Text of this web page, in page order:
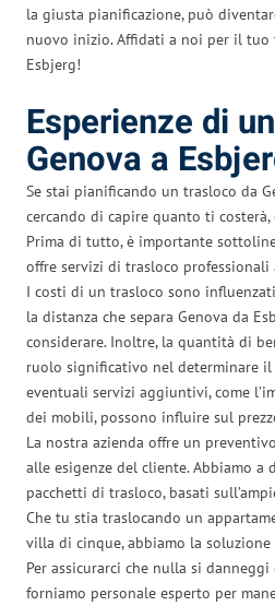
la giusta pianificazione, può
nuovo inizio. Affidati a noi per il tuo
Esbjerg!
Esperienze di
Genova a
Se stai pianificando un trasloco da
cercando di capire quanto ti
Prima di tutto, è importante
offre servizi di trasloco professionali
I costi di un trasloco sono
la distanza che separa Genova da
considerare. Inoltre, la quantità di
ruolo significativo nel determinare il
eventuali servizi aggiuntivi, come
dei mobili, possono influire sul
La nostra azienda offre un
alle esigenze del cliente. Abbiamo a
pacchetti di trasloco, basati
Che tu stia traslocando un
villa di cinque, abbiamo la
Per assicurarci che nulla si
forniamo personale esperto per